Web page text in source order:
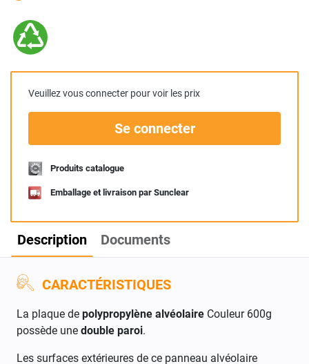
Veuillez vous connecter pour voir les prix
Se connecter
Produits catalogue
Emballage et livraison par Sunclear
Description Documents
CARACTÉRISTIQUES
La plaque de polypropylène alvéolaire Couleur 600g
possède une double paroi.
Les surfaces extérieures de ce panneau alvéolaire